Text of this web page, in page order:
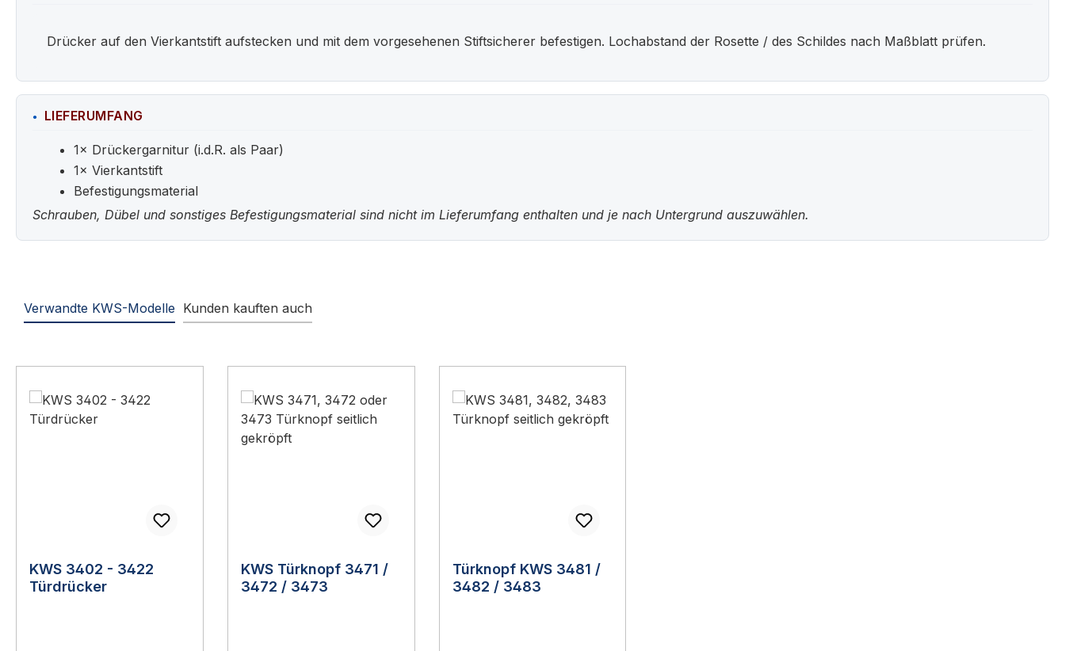
Drücker auf den Vierkantstift aufstecken und mit dem vorgesehenen Stiftsicherer befestigen. Lochabstand der Rosette / des Schildes nach Maßblatt prüfen.
LIEFERUMFANG
1× Drückergarnitur (i.d.R. als Paar)
1× Vierkantstift
Befestigungsmaterial
Schrauben, Dübel und sonstiges Befestigungsmaterial sind nicht im Lieferumfang enthalten und je nach Untergrund auszuwählen.
Verwandte KWS-Modelle Kunden kauften auch
KWS 3402 - 3422
Türdrücker
KWS Türknopf 3471 /
3472 / 3473
Türknopf KWS 3481 /
3482 / 3483